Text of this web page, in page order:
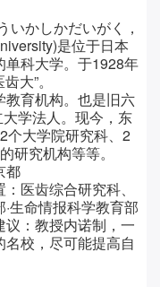
いかしかだいがく，
是位于日本
单科大学。于1928年
大”。
育机构。也是旧六
学法人。现今，东
个大学院研究科、2
研究机构等等。
都
医齿综合研究科、
生命情报科学教育部
： 教授内诺制，一
校，尽可能提高自